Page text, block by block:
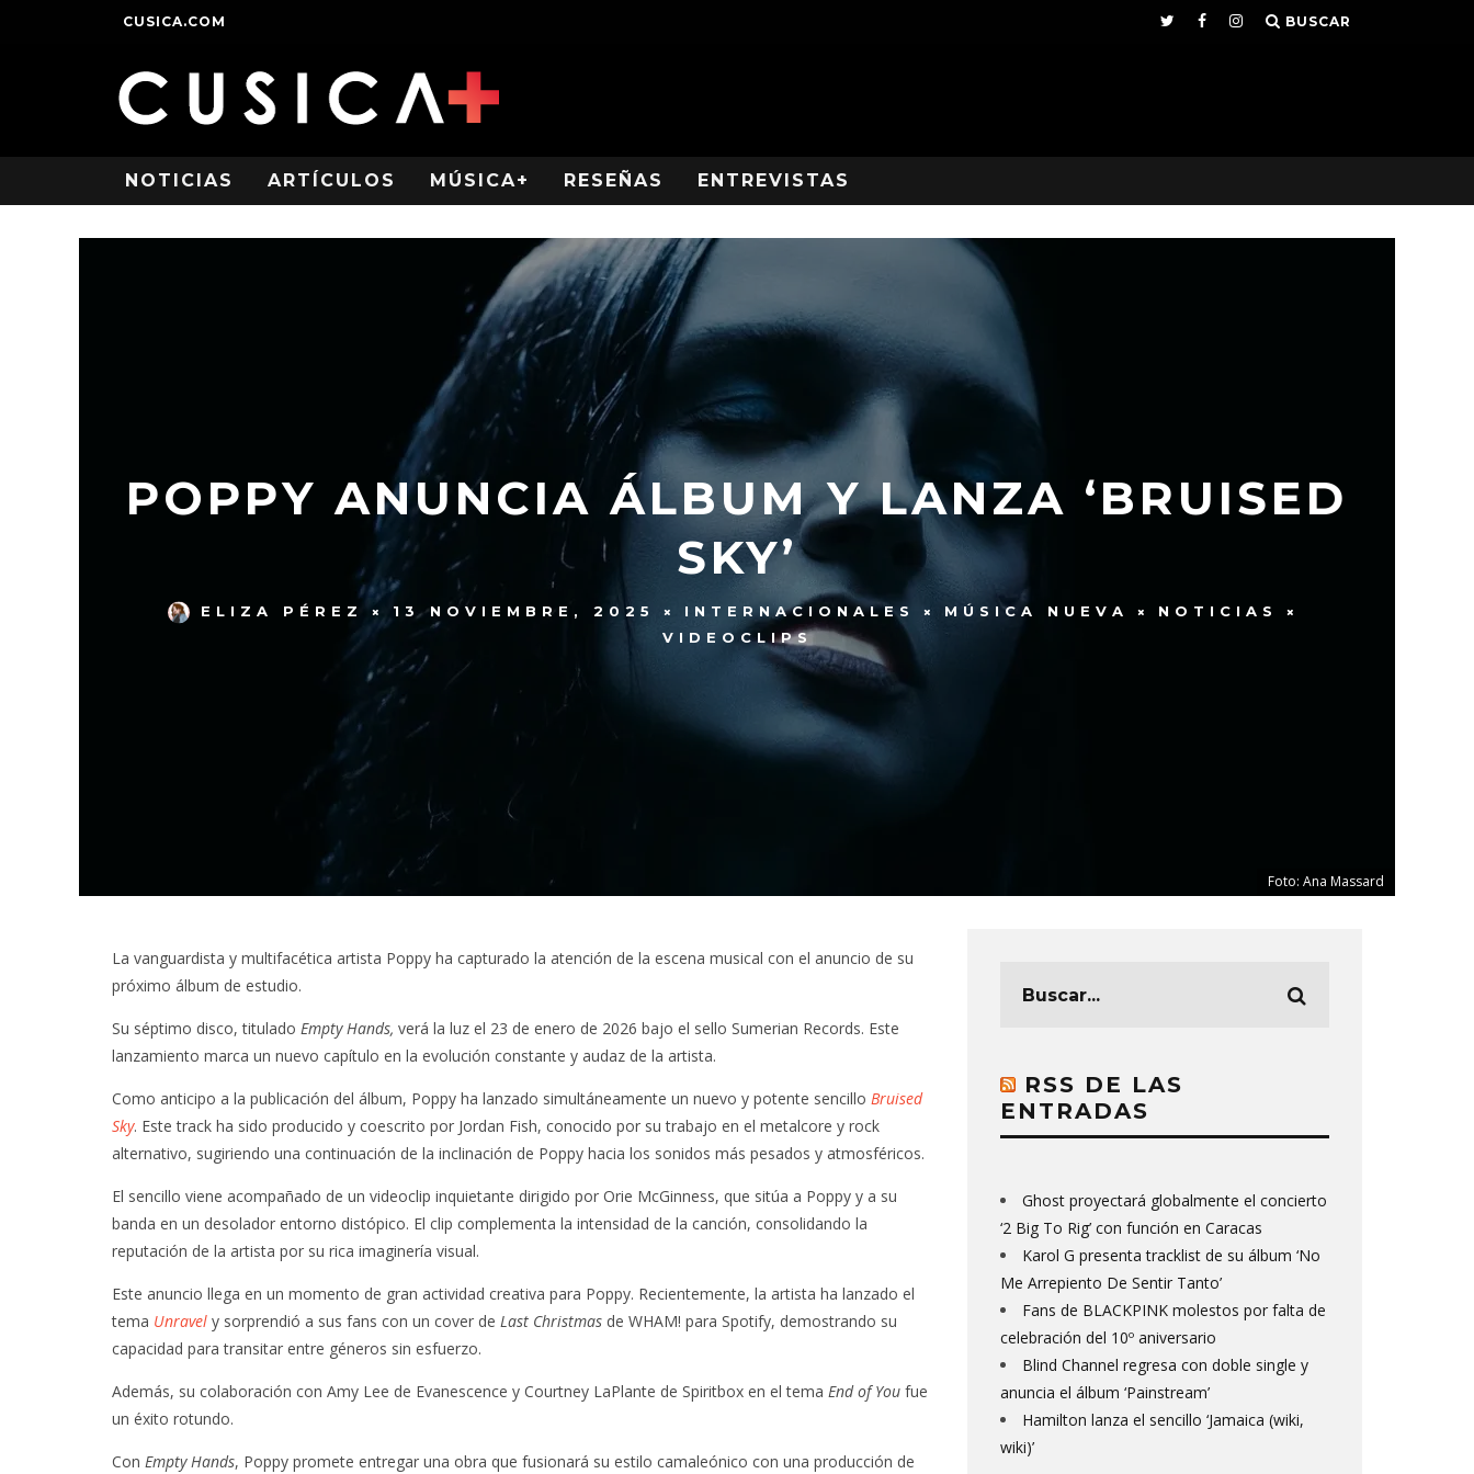
CUSICA.COM BUSCAR
NOTICIAS ARTÍCULOS MÚSICA+ RESEÑAS ENTREVISTAS
POPPY ANUNCIA ÁLBUM Y LANZA ‘BRUISED
SKY’
ELIZA PÉREZ 13 NOVIEMBRE, 2025 INTERNACIONALES MÚSICA NUEVA
NOTICIAS
VIDEOCLIPS
Foto: Ana Massard
La vanguardista y multifacética artista Poppy ha capturado la atención de la escena musical con el anuncio de su
próximo álbum de estudio.
Su séptimo disco, titulado Empty Hands, verá la luz el 23 de enero de 2026 bajo el sello Sumerian Records. Este
lanzamiento marca un nuevo capítulo en la evolución constante y audaz de la artista.
Como anticipo a la publicación del álbum, Poppy ha lanzado simultáneamente un nuevo y potente sencillo Bruised
Sky. Este track ha sido producido y coescrito por Jordan Fish, conocido por su trabajo en el metalcore y rock
alternativo, sugiriendo una continuación de la inclinación de Poppy hacia los sonidos más pesados y atmosféricos.
El sencillo viene acompañado de un videoclip inquietante dirigido por Orie McGinness, que sitúa a Poppy y a su
banda en un desolador entorno distópico. El clip complementa la intensidad de la canción, consolidando la
reputación de la artista por su rica imaginería visual.
Este anuncio llega en un momento de gran actividad creativa para Poppy. Recientemente, la artista ha lanzado el
tema Unravel y sorprendió a sus fans con un cover de Last Christmas de WHAM! para Spotify, demostrando su
capacidad para transitar entre géneros sin esfuerzo.
Además, su colaboración con Amy Lee de Evanescence y Courtney LaPlante de Spiritbox en el tema End of You fue
un éxito rotundo.
Con Empty Hands, Poppy promete entregar una obra que fusionará su estilo camaleónico con una producción de
RSS DE LAS
ENTRADAS
Ghost proyectará globalmente el concierto
‘2 Big To Rig’ con función en Caracas
Karol G presenta tracklist de su álbum ‘No
Me Arrepiento De Sentir Tanto’
Fans de BLACKPINK molestos por falta de
celebración del 10º aniversario
Blind Channel regresa con doble single y
anuncia el álbum ‘Painstream’
Hamilton lanza el sencillo ‘Jamaica (wiki,
wiki)’